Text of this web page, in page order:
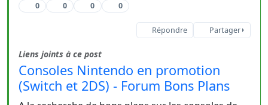
0 0 0 0
Répondre Partager
Liens joints à ce post
Consoles Nintendo en promotion
(Switch et 2DS) - Forum Bons Plans